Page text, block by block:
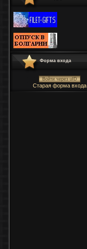
Форма входа
Войти через uID
Старая форма входа